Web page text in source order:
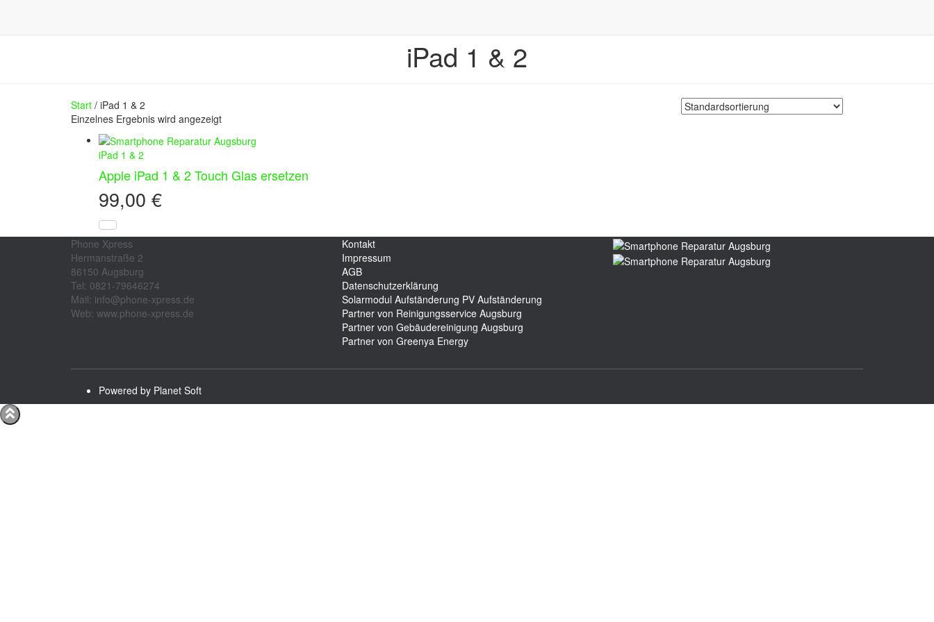
iPad 1 & 2
Start / iPad 1 & 2
Einzelnes Ergebnis wird angezeigt
iPad 1 & 2
Apple iPad 1 & 2 Touch Glas ersetzen
99,00 €
Phone Xpress
Hermanstraße 2
86150 Augsburg
Tel: 0821-79646274
Mail: info@phone-xpress.de
Web: www.phone-xpress.de
Kontakt
Impressum
AGB
Datenschutzerklärung
Solarmodul Aufständerung PV Aufständerung
Partner von Reinigungsservice Augsburg
Partner von Gebäudereinigung Augsburg
Partner von Greenya Energy
Powered by Planet Soft